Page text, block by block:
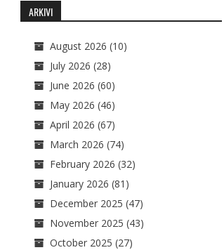
ARKIVI
August 2026 (10)
July 2026 (28)
June 2026 (60)
May 2026 (46)
April 2026 (67)
March 2026 (74)
February 2026 (32)
January 2026 (81)
December 2025 (47)
November 2025 (43)
October 2025 (27)